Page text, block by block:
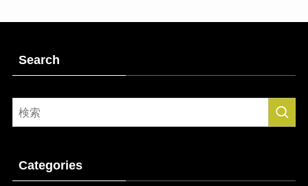
Search
Categories